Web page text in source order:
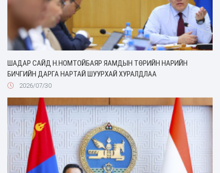
ШАДАР САЙД Н.НОМТОЙБАЯР ЯАМДЫН ТӨРИЙН НАРИЙН
БИЧГИЙН ДАРГА НАРТАЙ ШУУРХАЙ ХУРАЛДЛАА
2026/07/30